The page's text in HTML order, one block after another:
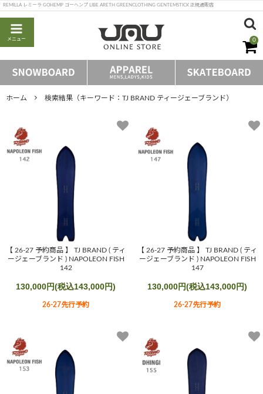
REMILLA レミーラ GOHEMP ゴーヘンプ LIBE ARETH GREENCLOTHING GENTEMSTICK 正規通販店
メニュー 0
ホーム 検索結果（キーワード：TJ BRAND ティージェーブランド）
【 26-27 予約商品 】 TJ BRAND ( ティ
ージェーブランド ) NAPOLEON FISH
142
130,000円(税込143,000円)
26-27先行予約
【 26-27 予約商品 】 TJ BRAND ( ティ
ージェーブランド ) NAPOLEON FISH
147
130,000円(税込143,000円)
26-27先行予約